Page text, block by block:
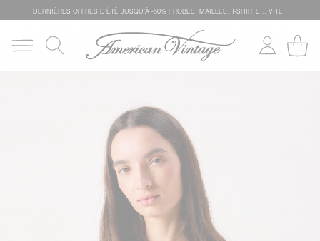
DERNIÈRES OFFRES D'ÉTÊ JUSQU'À -50% : ROBES, MAILLES, T-SHIRTS... VITE !